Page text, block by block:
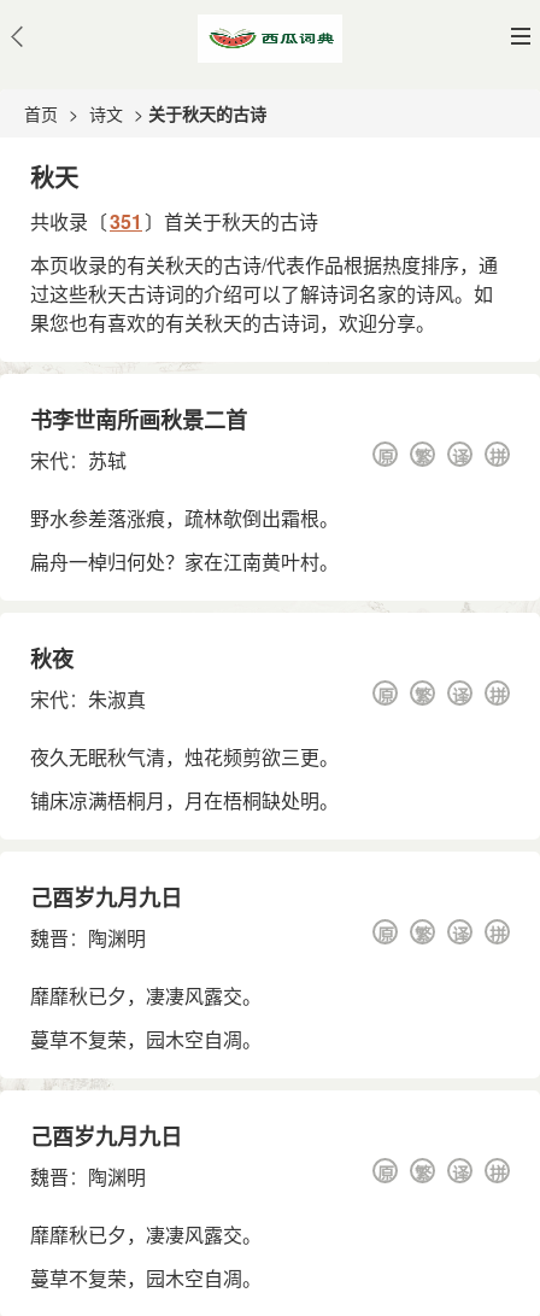
首页 > 诗文 > 关于秋天的古诗
秋天
共收录〔351 〕首关于秋天的古诗
本页收录的有关秋天的古诗/代表作品根据热度排序，通
过这些秋天古诗词的介绍可以了解诗词名家的诗风。如
果您也有喜欢的有关秋天的古诗词，欢迎分享。
书李世南所画秋景二首
宋代： 苏轼 拼
译
繁
原
野水参差落涨痕，疏林欹倒出霜根。
扁舟一棹归何处？家在江南黄叶村。
秋夜
宋代： 朱淑真 拼
译
繁
原
夜久无眠秋气清，烛花频剪欲三更。
铺床凉满梧桐月，月在梧桐缺处明。
己酉岁九月九日
魏晋： 陶渊明 拼
译
繁
原
靡靡秋已夕，凄凄风露交。
蔓草不复荣，园木空自凋。
己酉岁九月九日
魏晋： 陶渊明 拼
译
繁
原
靡靡秋已夕，凄凄风露交。
蔓草不复荣，园木空自凋。